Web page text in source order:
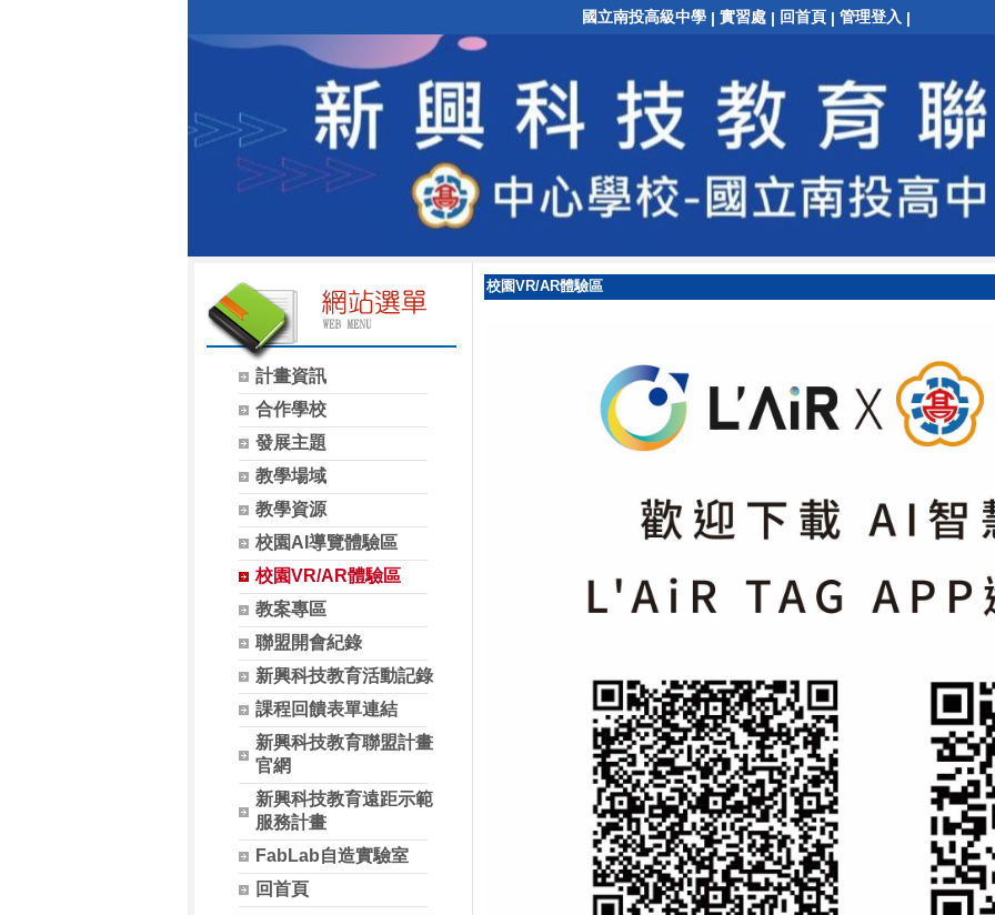
國立南投高級中學 | 實習處 | 回首頁 | 管理登入 |
計畫資訊
合作學校
發展主題
教學場域
教學資源
校園AI導覽體驗區
校園VR/AR體驗區
教案專區
聯盟開會紀錄
新興科技教育活動記錄
課程回饋表單連結
新興科技教育聯盟計畫
官網
新興科技教育遠距示範
服務計畫
FabLab自造實驗室
回首頁
校園VR/AR體驗區